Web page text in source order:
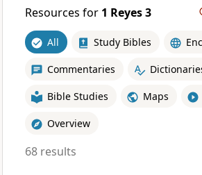
Resources for 1 Reyes 3
All Study Bibles
Commentaries
Bible Studies Maps
Overview
68 results